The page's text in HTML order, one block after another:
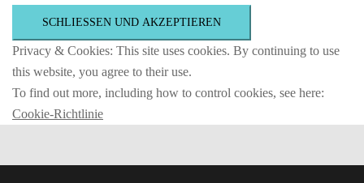
Privacy & Cookies: This site uses cookies. By continuing to use
this website, you agree to their use.
To find out more, including how to control cookies, see here:
Cookie-Richtlinie